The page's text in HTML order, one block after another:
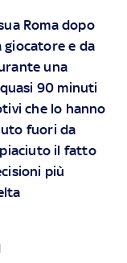
Roma dopo
e da
una
90 minuti
che lo hanno
fuori da
il fatto
più